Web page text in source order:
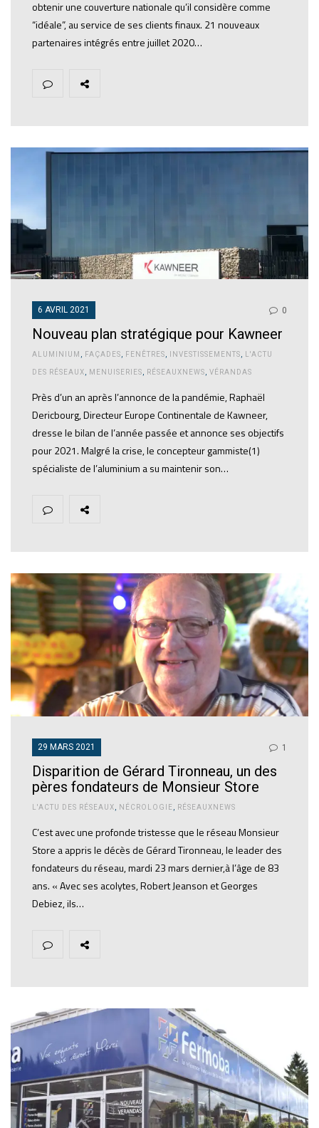
obtenir une couverture nationale qu’il considère comme
“idéale”, au service de ses clients finaux. 21 nouveaux
partenaires intégrés entre juillet 2020…
6 AVRIL 2021 0
Nouveau plan stratégique pour Kawneer
ALUMINIUM FAÇADES FENÊTRES INVESTISSEMENTS L'ACTU
DES RÉSEAUX MENUISERIES RÉSEAUXNEWS VÉRANDAS
Près d’un an après l’annonce de la pandémie, Raphaël
Dericbourg, Directeur Europe Continentale de Kawneer,
dresse le bilan de l’année passée et annonce ses objectifs
pour 2021. Malgré la crise, le concepteur gammiste(1)
spécialiste de l’aluminium a su maintenir son…
29 MARS 2021 1
Disparition de Gérard Tironneau, un des
pères fondateurs de Monsieur Store
L'ACTU DES RÉSEAUX, NÉCROLOGIE, RÉSEAUXNEWS
C’est avec une profonde tristesse que le réseau Monsieur
Store a appris le décès de Gérard Tironneau, le leader des
fondateurs du réseau, mardi 23 mars dernier,à l’âge de 83
ans. « Avec ses acolytes, Robert Jeanson et Georges
Debiez, ils…